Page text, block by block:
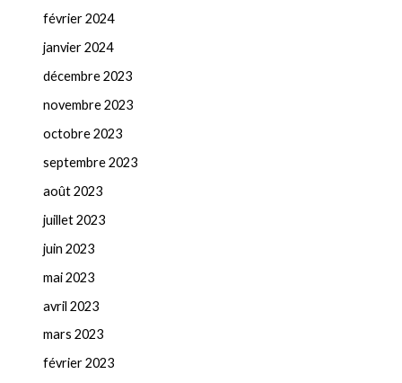
février 2024
janvier 2024
décembre 2023
novembre 2023
octobre 2023
septembre 2023
août 2023
juillet 2023
juin 2023
mai 2023
avril 2023
mars 2023
février 2023